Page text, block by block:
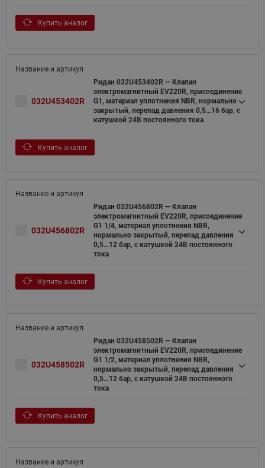
Купить аналог
032U453402R
Ридан 032U453402R — Клапан
электромагнитный EV220R, присоединение
G1, материал уплотнения NBR, нормально
закрытый, перепад давления 0,5…16 бар, с
катушкой 24В постоянного тока
Купить аналог
032U456802R
Ридан 032U456802R — Клапан
электромагнитный EV220R, присоединение
G1 1/4, материал уплотнения NBR,
нормально закрытый, перепад давления
0,5…12 бар, с катушкой 24В постоянного
тока
Купить аналог
032U458502R
Ридан 032U458502R — Клапан
электромагнитный EV220R, присоединение
G1 1/2, материал уплотнения NBR,
нормально закрытый, перепад давления
0,5…12 бар, с катушкой 24В постоянного
тока
Купить аналог